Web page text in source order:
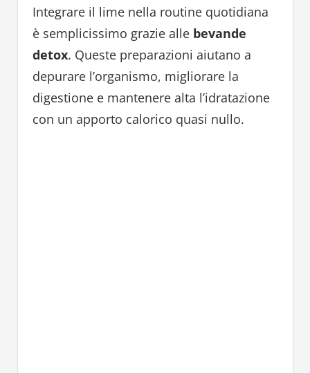
Integrare il lime nella routine quotidiana
è semplicissimo grazie alle bevande
detox. Queste preparazioni aiutano a
depurare l’organismo, migliorare la
digestione e mantenere alta l’idratazione
con un apporto calorico quasi nullo.